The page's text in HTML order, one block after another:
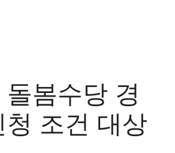
봄수당 경
청 조건 대상